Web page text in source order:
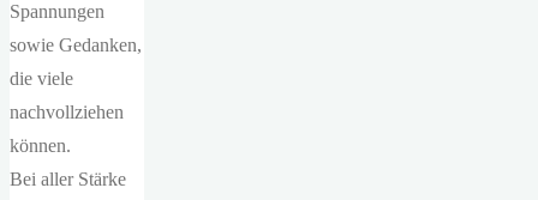
Spannungen
sowie Gedanken,
die viele
nachvollziehen
können.
Bei aller Stärke